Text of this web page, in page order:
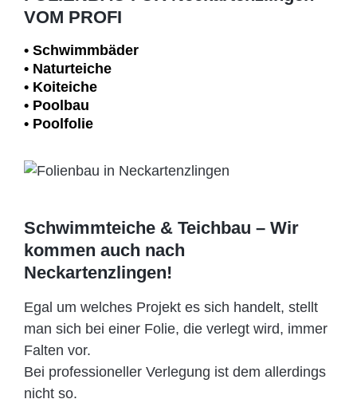
VOM PROFI
• Schwimm­bäder
• Naturteiche
• Koiteiche
• Poolbau
• Poolfolie
Schwimmteiche & Teichbau – Wir
kommen auch nach
Neckartenzlingen!
Egal um welches Projekt es sich handelt, stellt
man sich bei einer Folie, die verlegt wird, immer
Falten vor.
Bei professioneller Verlegung ist dem allerdings
nicht so.